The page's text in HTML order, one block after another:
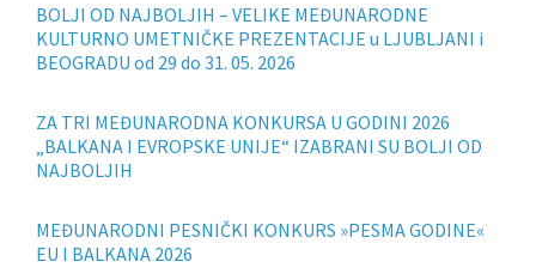
BOLJI OD NAJBOLJIH – VELIKE MEĐUNARODNE
KULTURNO UMETNIČKE PREZENTACIJE u LJUBLJANI i
BEOGRADU od 29 do 31. 05. 2026
ZA TRI MEĐUNARODNA KONKURSA U GODINI 2026
„BALKANA I EVROPSKE UNIJE“ IZABRANI SU BOLJI OD
NAJBOLJIH
MEĐUNARODNI PESNIČKI KONKURS »PESMA GODINE«
EU I BALKANA 2026